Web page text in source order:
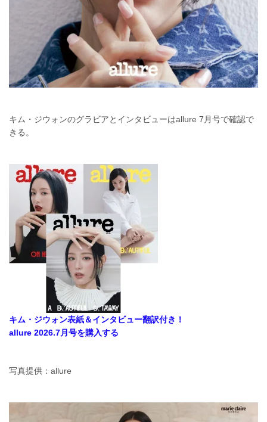
キム・ジウォンのグラビアとインタビューはallure 7月号で確認で
きる。
キム・ジウォン表紙＆インタビュー翻訳付き！
allure 2026.7月号を購入する
写真提供：allure